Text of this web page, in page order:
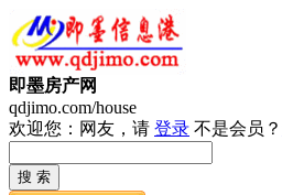
即墨房产网
qdjimo.com/house
欢迎您：网友，请 登录 不是会员？